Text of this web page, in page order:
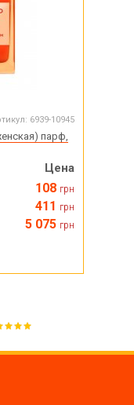
6939-10945
парф,
Цена
108 грн
411 грн
5 075 грн